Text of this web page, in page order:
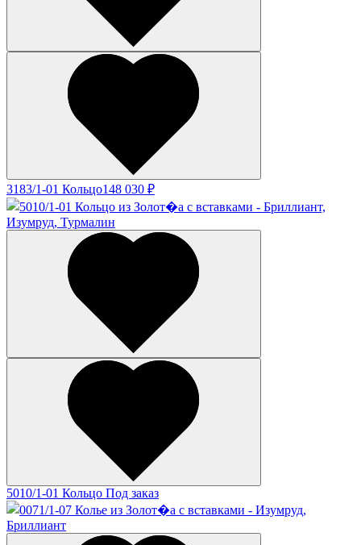
3183/1-01 Кольцо148 030 ₽
5010/1-01 Кольцо Под заказ